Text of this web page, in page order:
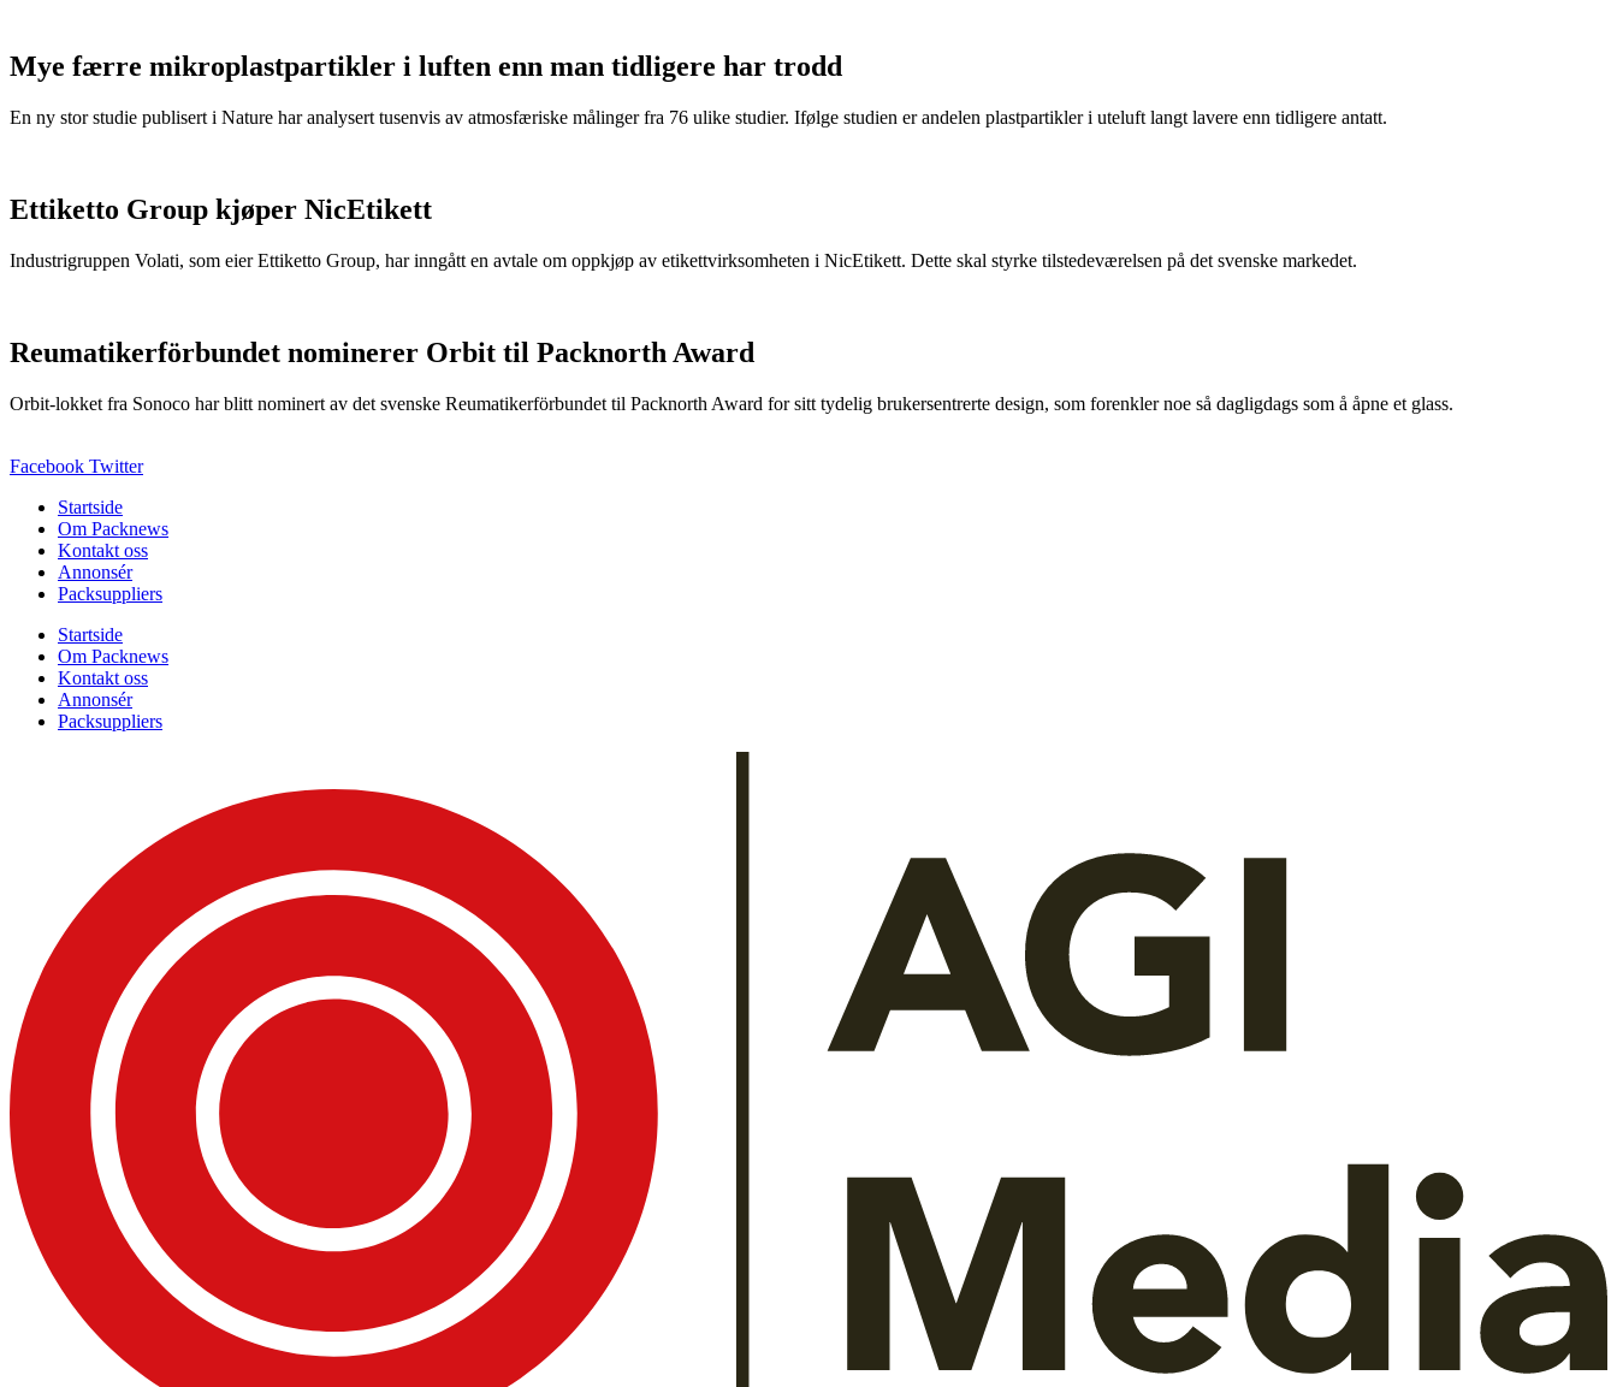
Mye færre mikroplastpartikler i luften enn man tidligere har trodd
En ny stor studie publisert i Nature har analysert tusenvis av atmosfæriske målinger fra 76 ulike studier. Ifølge studien er andelen plastpartikler i uteluft langt lavere enn tidligere antatt.
Ettiketto Group kjøper NicEtikett
Industrigruppen Volati, som eier Ettiketto Group, har inngått en avtale om oppkjøp av etikettvirksomheten i NicEtikett. Dette skal styrke tilstedeværelsen på det svenske markedet.
Reumatikerförbundet nominerer Orbit til Packnorth Award
Orbit-lokket fra Sonoco har blitt nominert av det svenske Reumatikerförbundet til Packnorth Award for sitt tydelig brukersentrerte design, som forenkler noe så dagligdags som å åpne et glass.
Facebook Twitter
Startside
Om Packnews
Kontakt oss
Annonsér
Packsuppliers
Startside
Om Packnews
Kontakt oss
Annonsér
Packsuppliers